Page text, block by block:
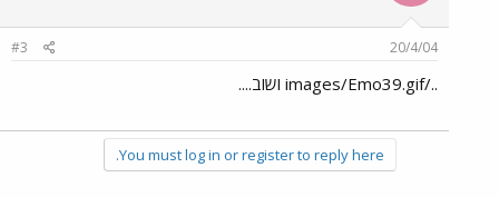
20/4/04
#3
../images/Emo39.gif ושוב....
You must log in or register to reply here.